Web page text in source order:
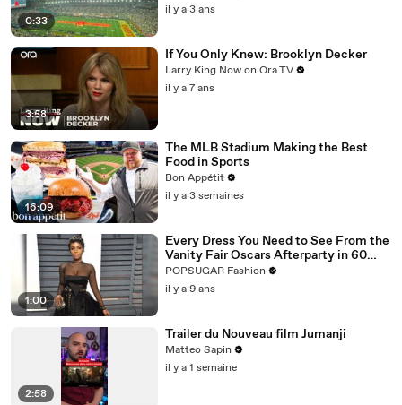
0:33
il y a 3 ans
3:58
If You Only Knew: Brooklyn Decker
Larry King Now on Ora.TV
il y a 7 ans
16:09
The MLB Stadium Making the Best
Food in Sports
Bon Appétit
il y a 3 semaines
1:00
Every Dress You Need to See From the
Vanity Fair Oscars Afterparty in 60
Seconds
POPSUGAR Fashion
il y a 9 ans
2:58
Trailer du Nouveau film Jumanji
Matteo Sapin
il y a 1 semaine